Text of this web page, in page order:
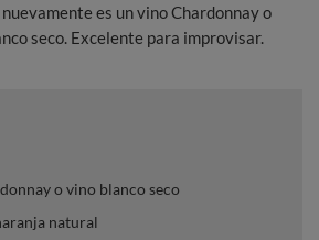
es un vino Chardonnay o
seco. Excelente para improvisar.
o vino blanco seco
natural